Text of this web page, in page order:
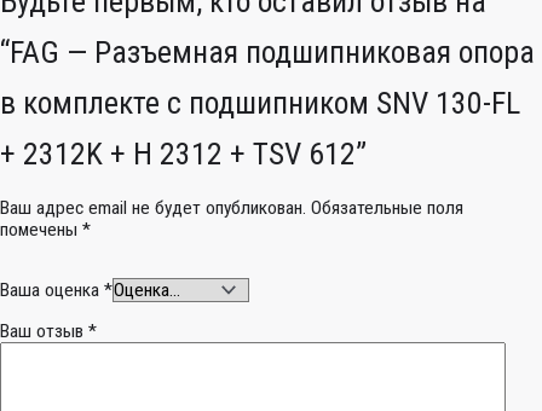
“FAG — Разъемная подшипниковая опора
в комплекте с подшипником SNV 130-FL
+ 2312K + H 2312 + TSV 612”
Ваш адрес email не будет опубликован. Обязательные поля
помечены *
Ваша оценка *
Ваш отзыв *